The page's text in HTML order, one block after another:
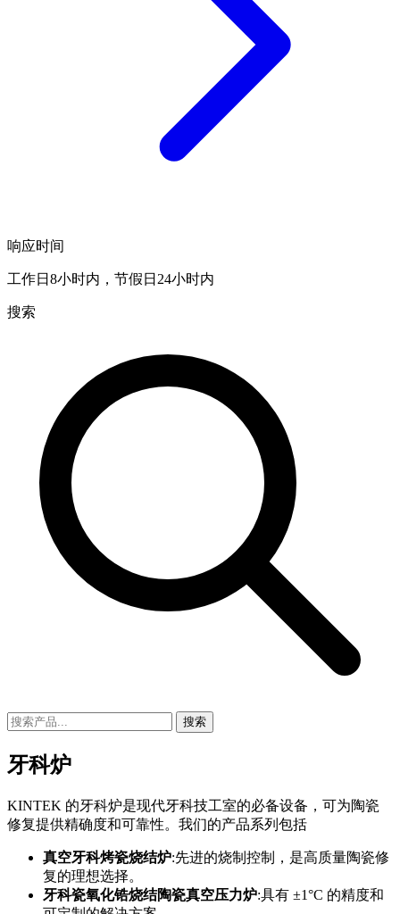
响应时间
工作日8小时内，节假日24小时内
搜索
搜索
牙科炉
KINTEK 的牙科炉是现代牙科技工室的必备设备，可为陶瓷
修复提供精确度和可靠性。我们的产品系列包括
真空牙科烤瓷烧结炉:先进的烧制控制，是高质量陶瓷修
复的理想选择。
牙科瓷氧化锆烧结陶瓷真空压力炉:具有 ±1°C 的精度和